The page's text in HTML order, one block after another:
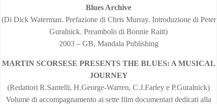
Blues Archive
(Di Dick Waterman. Prefazione di Chris Murray. Introduzione di Peter
Guralnick. Preambolo di Bonnie Raitt)
2003 – GB, Mandala Publishing
MARTIN SCORSESE PRESENTS THE BLUES: A MUSICAL
JOURNEY
(Redattori R.Santelli, H.George-Warren, C.J.Farley e P.Guralnick)
Volume di accompagnamento ai sette film documentari dedicati alla